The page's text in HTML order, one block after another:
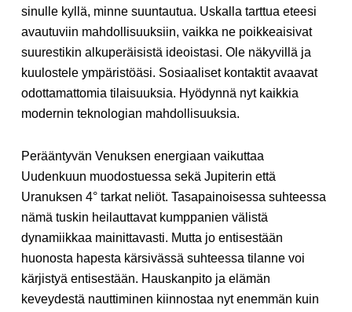
sinulle kyllä, minne suuntautua. Uskalla tarttua eteesi
avautuviin mahdollisuuksiin, vaikka ne poikkeaisivat
suurestikin alkuperäisistä ideoistasi. Ole näkyvillä ja
kuulostele ympäristöäsi. Sosiaaliset kontaktit avaavat
odottamattomia tilaisuuksia. Hyödynnä nyt kaikkia
modernin teknologian mahdollisuuksia.
Perääntyvän Venuksen energiaan vaikuttaa
Uudenkuun muodostuessa sekä Jupiterin että
Uranuksen 4° tarkat neliöt. Tasapainoisessa suhteessa
nämä tuskin heilauttavat kumppanien välistä
dynamiikkaa mainittavasti. Mutta jo entisestään
huonosta hapesta kärsivässä suhteessa tilanne voi
kärjistyä entisestään. Hauskanpito ja elämän
keveydestä nauttiminen kiinnostaa nyt enemmän kuin